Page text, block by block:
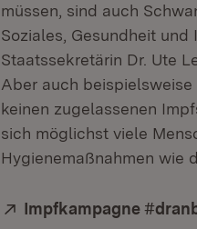
müssen, sind auch
Soziales, Gesundheit
Staatssekretärin Dr. Ute
Aber auch
keinen zugelassenen
sich möglichst viele
Hygienemaßnahmen wie
Extern:
Impfkampagne